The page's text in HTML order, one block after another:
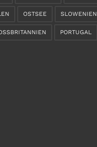
OSTSEE SLOWENIEN
PORTUGAL